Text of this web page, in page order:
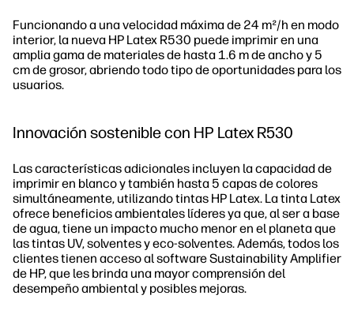
Funcionando a una velocidad máxima de 24 m²/h en modo
interior, la nueva HP Latex R530 puede imprimir en una
amplia gama de materiales de hasta 1.6 m de ancho y 5
cm de grosor, abriendo todo tipo de oportunidades para los
usuarios.
Innovación sostenible con HP Latex R530
Las características adicionales incluyen la capacidad de
imprimir en blanco y también hasta 5 capas de colores
simultáneamente, utilizando tintas HP Latex. La tinta Latex
ofrece beneficios ambientales líderes ya que, al ser a base
de agua, tiene un impacto mucho menor en el planeta que
las tintas UV, solventes y eco-solventes. Además, todos los
clientes tienen acceso al software Sustainability Amplifier
de HP, que les brinda una mayor comprensión del
desempeño ambiental y posibles mejoras.